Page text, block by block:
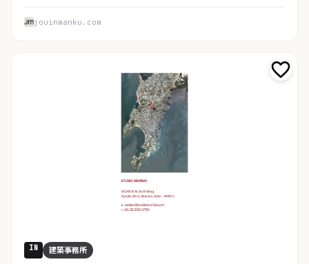
jouinmanku.com
IN 建築事務所